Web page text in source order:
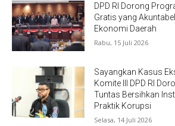
DPD RI Dorong
Gratis yang
Ekonomi Daerah
Rabu, 15 Juli 2026
Sayangkan Kasus
Komite III DPD RI
Tuntas Bersihkan
Praktik Korupsi
Selasa, 14 Juli 2026